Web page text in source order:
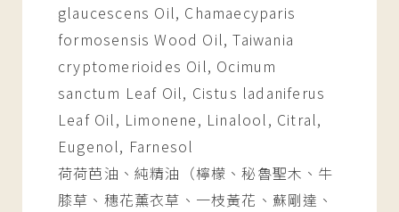
glaucescens Oil, Chamaecyparis
formosensis Wood Oil, Taiwania
cryptomerioides Oil, Ocimum
sanctum Leaf Oil, Cistus ladaniferus
Leaf Oil, Limonene, Linalool, Citral,
Eugenol, Farnesol
荷荷芭油、純精油（檸檬、秘魯聖木、牛
膝草、穗花薰衣草、一枝黃花、蘇剛達、